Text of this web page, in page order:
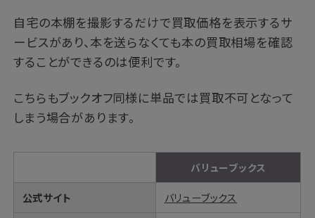
自宅の本棚を撮影するだけで買取価格を表示するサ
ービスがあり、本を送らなくても本の買取相場を確認
することができるのは便利です。
こちらもブックオフ同様に単品では買取不可となって
しまう場合があります。
バリューブックス
公式サイト バリューブックス